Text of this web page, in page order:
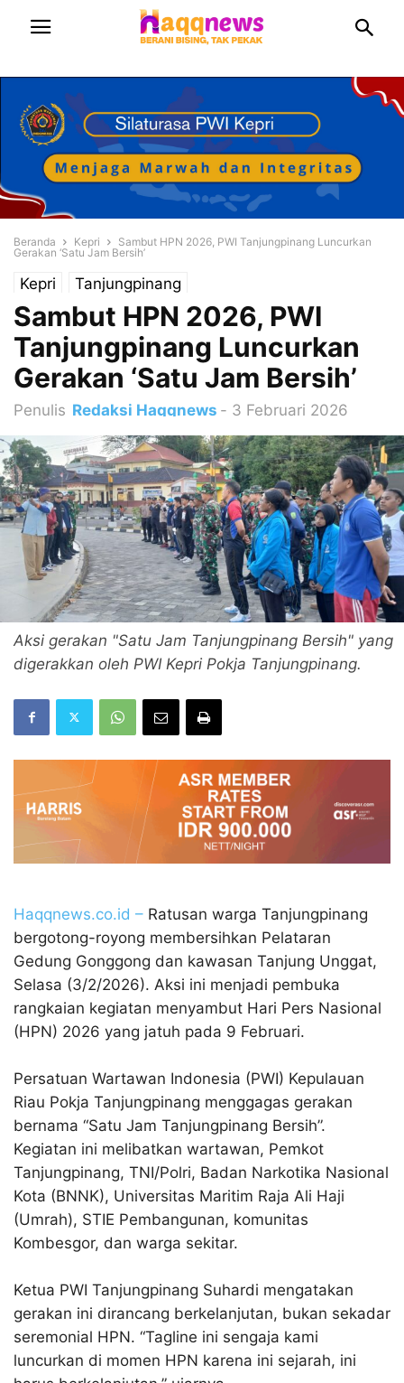
Beranda Kepri
Sambut HPN 2026, PWI Tanjungpinang Luncurkan
Gerakan ‘Satu Jam Bersih’
Kepri Tanjungpinang
Sambut HPN 2026, PWI
Tanjungpinang Luncurkan
Gerakan ‘Satu Jam Bersih’
Penulis Redaksi Haqqnews - 3 Februari 2026
Aksi gerakan "Satu Jam Tanjungpinang Bersih" yang
digerakkan oleh PWI Kepri Pokja Tanjungpinang.
Haqqnews.co.id – Ratusan warga Tanjungpinang
bergotong-royong membersihkan Pelataran
Gedung Gonggong dan kawasan Tanjung Unggat,
Selasa (3/2/2026). Aksi ini menjadi pembuka
rangkaian kegiatan menyambut Hari Pers Nasional
(HPN) 2026 yang jatuh pada 9 Februari.
Persatuan Wartawan Indonesia (PWI) Kepulauan
Riau Pokja Tanjungpinang menggagas gerakan
bernama “Satu Jam Tanjungpinang Bersih”.
Kegiatan ini melibatkan wartawan, Pemkot
Tanjungpinang, TNI/Polri, Badan Narkotika Nasional
Kota (BNNK), Universitas Maritim Raja Ali Haji
(Umrah), STIE Pembangunan, komunitas
Kombesgor, dan warga sekitar.
Ketua PWI Tanjungpinang Suhardi mengatakan
gerakan ini dirancang berkelanjutan, bukan sekadar
seremonial HPN. “Tagline ini sengaja kami
luncurkan di momen HPN karena ini sejarah, ini